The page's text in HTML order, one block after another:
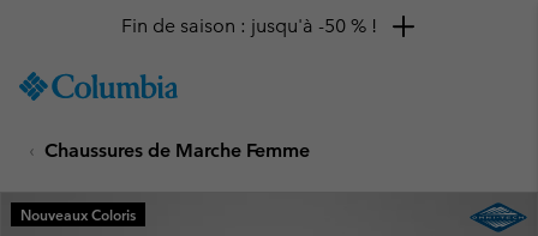
TO
SKIP
MAIN
NAV
Fin de saison : jusqu'à -50 % !
Chaussures de Marche Femme
Nouveaux Coloris